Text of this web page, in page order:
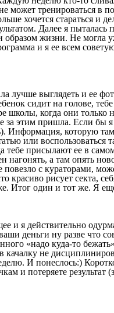
может тренироваться в
хочется стараться и
Далее я
жизни. Не могла
и я ее всем
выглядеть и ее
сидит на голове,
когда они
этим пришла. Если бы
Информация, которую
или
присылают ее в
а там опять
с кураторами,
красиво рисует секта,
Итог один и тот же. Я
я действительно
деньги ну разве что
«надо куда-то
не
И понеслось:)
и потеряете результат